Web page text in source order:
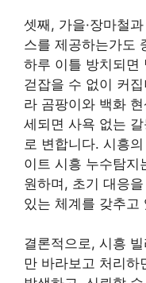
셋째, 가을·장마철
스를 제공하는가도
하루 이틀 방치되면
걷잡을 수 없이 커
라 곰팡이와 백화
세되면 사욕 없는
로 변합니다. 시흥
이트 시흥 누수탐지
원하며, 초기 대응
있는 체계를 갖추고
결론적으로, 시흥
만 바라보고 처리하